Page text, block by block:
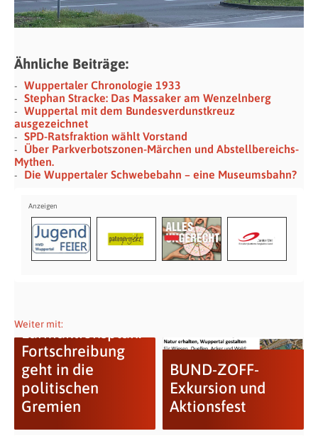
Ähnliche Beiträge:
Wuppertaler Chronologie 1933
Stephan Stracke: Das Massaker am Wenzelnberg
Wuppertal mit dem Bundesverdunstkreuz
ausgezeichnet
SPD-Ratsfraktion wählt Vorstand
Über Parkverbotszonen-Märchen und Abstellbereichs-
Mythen.
Die Wuppertaler Schwebebahn – eine Museumsbahn?
Weiter mit:
Lärmaktionsplan:
Fortschreibung
geht in die
politischen
Gremien
BUND-ZOFF-
Exkursion und
Aktionsfest